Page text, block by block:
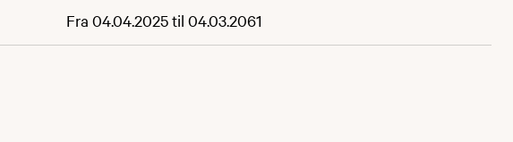
Fra 04.04.2025 til 04.03.2061